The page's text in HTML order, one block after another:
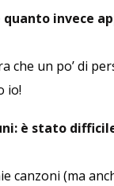
invece
un po’ di
io!
è stato
canzoni (ma